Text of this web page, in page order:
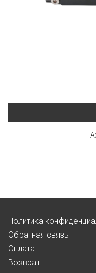
Политика
Обратная связь
Оплата
Возврат